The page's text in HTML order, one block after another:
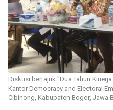
Diskusi bertajuk "Dua Tahun
Kantor Democracy and Electoral
Cibinong, Kabupaten Bogor, Jawa